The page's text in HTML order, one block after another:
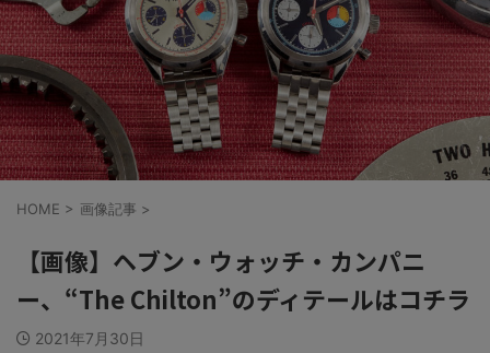
HOME > 画像記事 >
【画像】ヘブン・ウォッチ・カンパニ
ー、“The Chilton”のディテールはコチラ
2021年7月30日